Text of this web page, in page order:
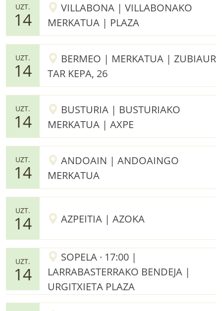
UZT.
14
VILLABONA | VILLABONAKO
MERKATUA | PLAZA
UZT.
14
BERMEO | MERKATUA | ZUBIAUR
TAR KEPA, 26
UZT.
14
BUSTURIA | BUSTURIAKO
MERKATUA | AXPE
UZT.
14
ANDOAIN | ANDOAINGO
MERKATUA
UZT.
14 AZPEITIA | AZOKA
UZT.
14
SOPELA · 17:00 |
LARRABASTERRAKO BENDEJA |
URGITXIETA PLAZA